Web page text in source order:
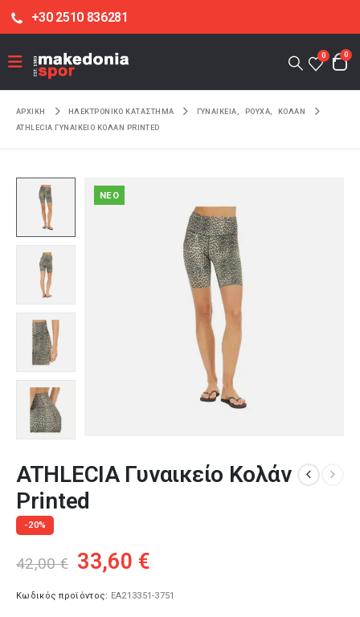
+30 2510 836281
0 0
ΑΡΧΙΚΉ ΗΛΕΚΤΡΟΝΙΚΌ ΚΑΤΆΣΤΗΜΑ ΓΥΝΑΙΚΕΙΑ ΡΟΥΧΑ
ΚΟΛΑΝ
ATHLECIA ΓΥΝΑΙΚΕΊΟ ΚΟΛΆΝ PRINTED
NEO
ATHLECIA Γυναικείο Κολάν
Printed
-20%
42,00€ Original
was:
33,60 €
τιμή
Κωδικός προϊόντος: EA213351-3751